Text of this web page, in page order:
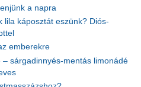
a napra
lila káposztát eszünk? Diós-
emberekre
sárgadinnyés-mentás limonádé